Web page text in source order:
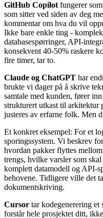
GitHub Copilot fungerer
som sitter ved siden av deg
kommentar om hva du vil
Ikke bare enkle ting -
databasespørringer, API-
konsekvent 40-50% raskere
fire timer, tar to.
Claude og ChatGPT har
brukte vi dager på å skrive
samtale med kunden, fører
strukturert utkast til arkitektur
justeres av erfarne folk. Men
Et konkret eksempel: For et
sporingssystem. Vi beskrev
hvordan pakker flyttes
trengs, hvilke varsler som
komplett datamodell og API-
behovene. Tidligere ville det
dokumentskriving.
Cursor tar kodegenerering et
forstår hele prosjektet ditt,